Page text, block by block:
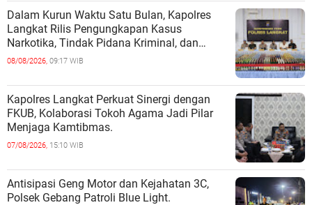
Dalam Kurun Waktu Satu Bulan, Kapolres
Langkat Rilis Pengungkapan Kasus
Narkotika, Tindak Pidana Kriminal, dan
Kekerasan Seksual terhadap Anak.
08/08/2026, 09:17 WIB
Kapolres Langkat Perkuat Sinergi dengan
FKUB, Kolaborasi Tokoh Agama Jadi Pilar
Menjaga Kamtibmas.
07/08/2026, 15:10 WIB
Antisipasi Geng Motor dan Kejahatan 3C,
Polsek Gebang Patroli Blue Light.